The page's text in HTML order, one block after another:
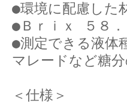
●環境に配慮した
●Ｂｒｉｘ ５８
●測定できる液体
マレードなど糖
＜仕様＞